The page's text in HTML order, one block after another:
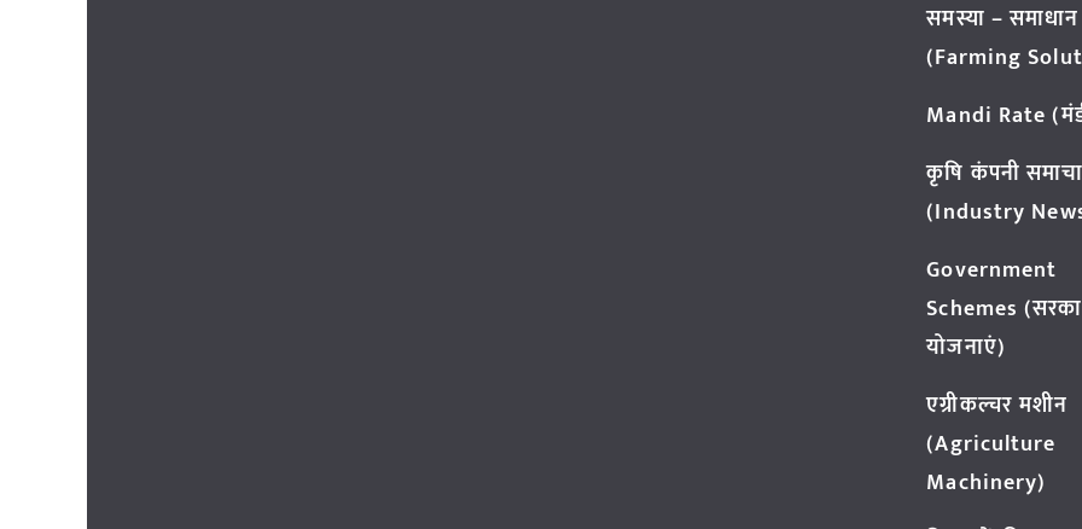
समस्या – समाधान
(Farming
Mandi Rate
कृषि कंपनी
(Industry
Government
Schemes
योजनाएं)
एग्रीकल्चर मशीन
(Agriculture
Machinery)